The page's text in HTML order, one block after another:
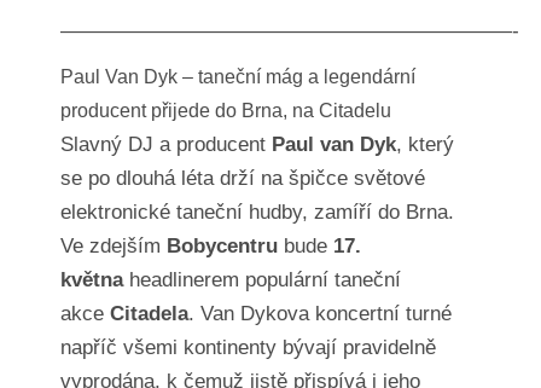
——————————————————————-
Paul Van Dyk – taneční mág a legendární
producent přijede do Brna, na Citadelu
Slavný DJ a producent Paul van Dyk, který
se po dlouhá léta drží na špičce světové
elektronické taneční hudby, zamíří do Brna.
Ve zdejším Bobycentru bude 17.
květnaheadlinerem populární taneční
akce Citadela. Van Dykova koncertní turné
napříč všemi kontinenty bývají pravidelně
vyprodána, k čemuž jistě přispívá i jeho